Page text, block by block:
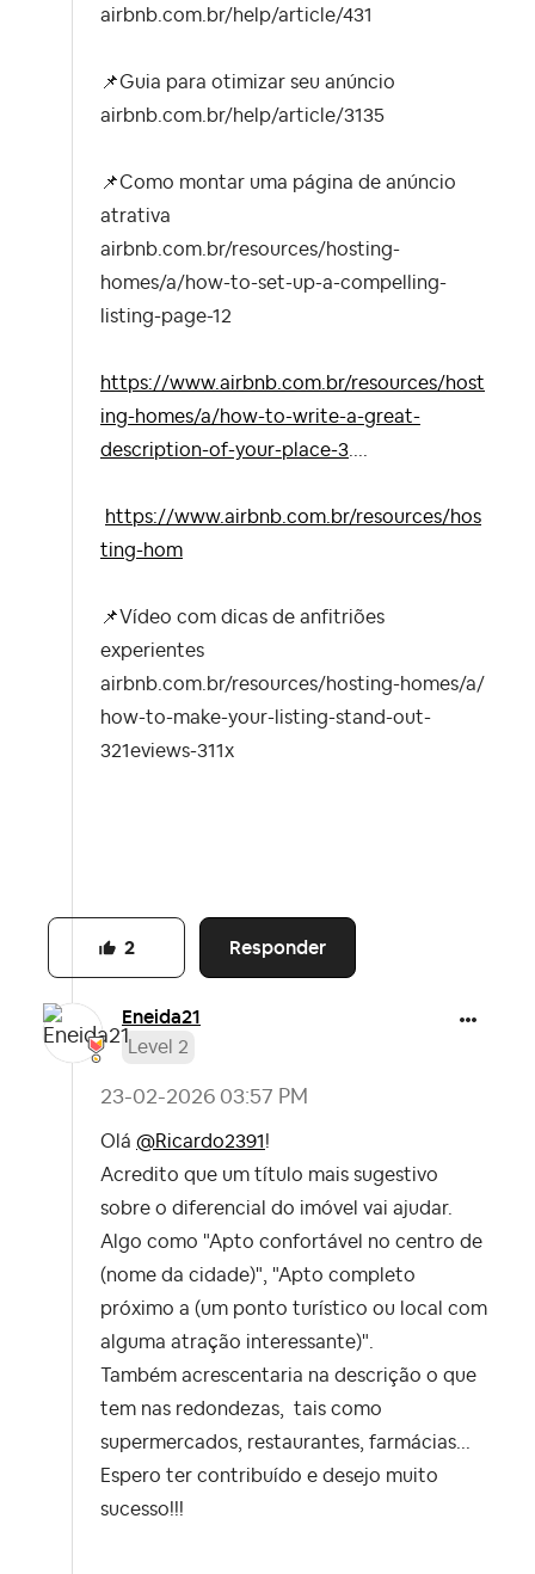
airbnb.com.br/help/article/431
📌Guia para otimizar seu anúncio
airbnb.com.br/help/article/3135
📌Como montar uma página de anúncio
atrativa
airbnb.com.br/resources/hosting-
homes/a/how-to-set-up-a-compelling-
listing-page-12
https://www.airbnb.com.br/resources/host
ing-homes/a/how-to-write-a-great-
description-of-your-place-3
https://www.airbnb.com.br/resources/hos
ting-hom
📌Vídeo com dicas de anfitriões
experientes
airbnb.com.br/resources/hosting-homes/a/
how-to-make-your-listing-stand-out-
321eviews-311x
Responder
2
Eneida21
Level 2
‎23-02-2026 03:57 PM
Olá @Ricardo2391 !
Acredito que um título mais sugestivo
sobre o diferencial do imóvel vai ajudar.
Algo como "Apto confortável no centro de
(nome da cidade)", "Apto completo
próximo a (um ponto turístico ou local com
alguma atração interessante)".
Também acrescentaria na descrição o que
tem nas redondezas, tais como
supermercados, restaurantes, farmácias...
Espero ter contribuído e desejo muito
sucesso!!!